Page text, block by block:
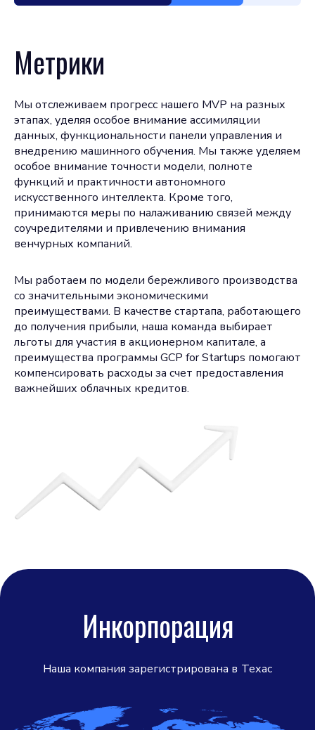
Метрики
Мы отслеживаем прогресс нашего MVP на разных
этапах, уделяя особое внимание ассимиляции
данных, функциональности панели управления и
внедрению машинного обучения. Мы также уделяем
особое внимание точности модели, полноте
функций и практичности автономного
искусственного интеллекта. Кроме того,
принимаются меры по налаживанию связей между
соучредителями и привлечению внимания
венчурных компаний.
Мы работаем по модели бережливого производства
со значительными экономическими
преимуществами. В качестве стартапа, работающего
до получения прибыли, наша команда выбирает
льготы для участия в акционерном капитале, а
преимущества программы GCP for Startups помогают
компенсировать расходы за счет предоставления
важнейших облачных кредитов.
Инкорпорация
Наша компания зарегистрирована в Техас